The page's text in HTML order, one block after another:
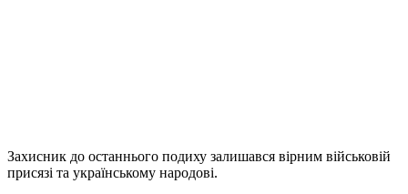
Захисник до останнього подиху залишався вірним військовій
присязі та українському народові.